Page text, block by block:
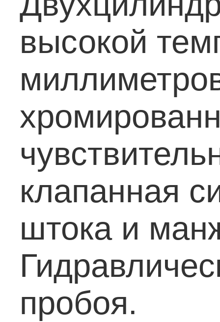
высокой
клапанная
штока и
пробоя.